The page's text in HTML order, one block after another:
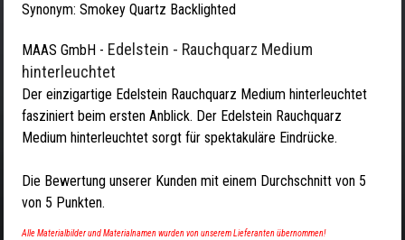
Synonym: Smokey Quartz Backlighted
MAAS GmbH - Edelstein - Rauchquarz Medium
hinterleuchtet
Der einzigartige Edelstein Rauchquarz Medium hinterleuchtet
fasziniert beim ersten Anblick. Der Edelstein Rauchquarz
Medium hinterleuchtet sorgt für spektakuläre Eindrücke.
Die Bewertung unserer Kunden mit einem Durchschnitt von 5
von 5 Punkten.
Alle Materialbilder und Materialnamen wurden von unserem Lieferanten übernommen!